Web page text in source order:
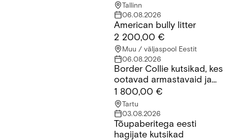
Tallinn
06.08.2026
American bully litter
2 200,00 €
Muu / väljaspool Eestit
06.08.2026
Border Collie kutsikad, kes ootavad armastavaid ja
Border Collie kutsikad, kes
ootavad armastavaid ja
vastutustundlikke peresid.
1 800,00 €
Tartu
03.08.2026
Tõupaberitega eesti hagijate kutsikadTõupaberitega eesti
hagijate kutsikad